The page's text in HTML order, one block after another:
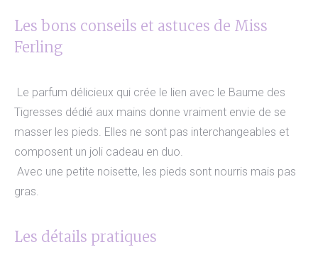
Les bons conseils et astuces de Miss
Ferling
Le parfum délicieux qui crée le lien avec le Baume des
Tigresses dédié aux mains donne vraiment envie de se
masser les pieds. Elles ne sont pas interchangeables et
composent un joli cadeau en duo.
Avec une petite noisette, les pieds sont nourris mais pas
gras.
Les détails pratiques